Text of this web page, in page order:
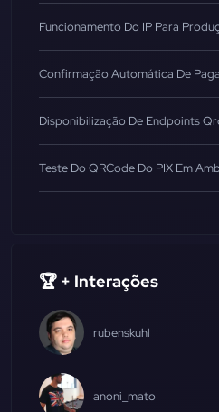
Funcionamento Do IP Para
Confirmação Automática De
Disponibilização De Endpoints
Teste Do QRCode Do PIX Em
🏆 + Interações
rubenskuhl
anoni_mato